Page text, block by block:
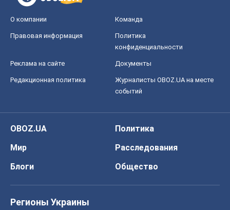
О компании Команда
Правовая информация
Политика
конфиденциальности
Реклама на сайте Документы
Редакционная политика
Журналисты OBOZ.UA на месте
событий
OBOZ.UA
Политика
Мир
Расследования
Блоги
Общество
Регионы Украины